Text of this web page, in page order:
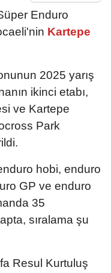
Enduro
Kartepe
2025 yarış
ikinci etabı,
ve Kartepe
Park
hobi, enduro
GP ve enduro
35
sıralama şu
Resul Kurtuluş